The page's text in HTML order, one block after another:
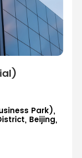
Park),
Beijing,